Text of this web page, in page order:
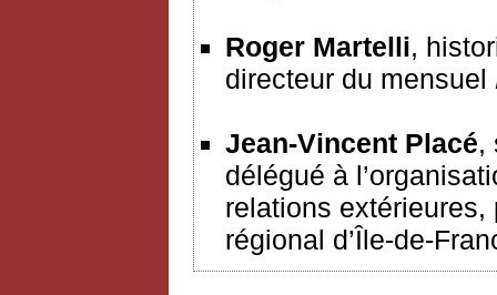
Roger Martelli,
directeur du mensuel
Jean-Vincent Placé,
délégué à
relations
régional d’Île-de-